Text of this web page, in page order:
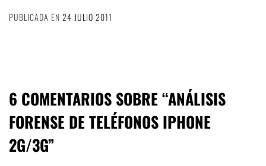
PUBLICADA EN 24 JULIO 2011
6 COMENTARIOS SOBRE “ANÁLISIS
FORENSE DE TELÉFONOS IPHONE
2G/3G”